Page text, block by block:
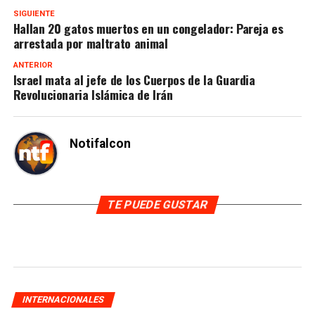
SIGUIENTE
Hallan 20 gatos muertos en un congelador: Pareja es
arrestada por maltrato animal
ANTERIOR
Israel mata al jefe de los Cuerpos de la Guardia
Revolucionaria Islámica de Irán
Notifalcon
TE PUEDE GUSTAR
INTERNACIONALES